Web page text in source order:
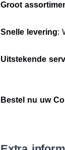
Groot
Snelle levering:
Uitstekende
Bestel nu uw